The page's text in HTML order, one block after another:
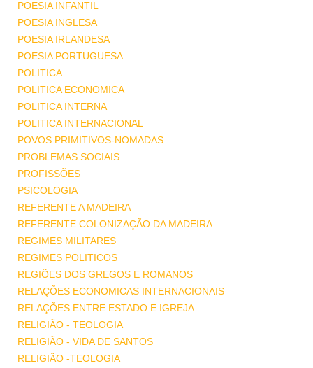
POESIA INFANTIL
POESIA INGLESA
POESIA IRLANDESA
POESIA PORTUGUESA
POLITICA
POLITICA ECONOMICA
POLITICA INTERNA
POLITICA INTERNACIONAL
POVOS PRIMITIVOS-NOMADAS
PROBLEMAS SOCIAIS
PROFISSÕES
PSICOLOGIA
REFERENTE A MADEIRA
REFERENTE COLONIZAÇÃO DA MADEIRA
REGIMES MILITARES
REGIMES POLITICOS
REGIÕES DOS GREGOS E ROMANOS
RELAÇÕES ECONOMICAS INTERNACIONAIS
RELAÇÕES ENTRE ESTADO E IGREJA
RELIGIÃO - TEOLOGIA
RELIGIÃO - VIDA DE SANTOS
RELIGIÃO -TEOLOGIA